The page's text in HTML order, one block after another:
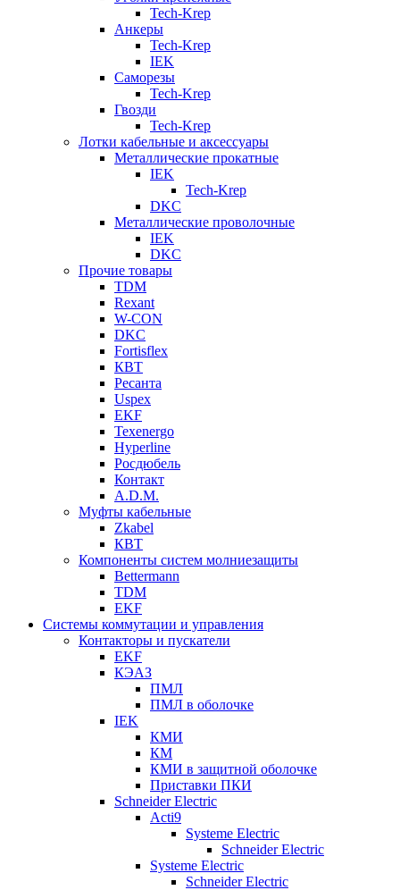
Tech-Krep
Анкеры
Tech-Krep
IEK
Саморезы
Tech-Krep
Гвозди
Tech-Krep
Лотки кабельные и аксессуары
Металлические прокатные
IEK
Tech-Krep
DKC
Металлические проволочные
IEK
DKC
Прочие товары
TDM
Rexant
W-CON
DKC
Fortisflex
КВТ
Ресанта
Uspex
EKF
Texenergo
Hyperline
Росдюбель
Контакт
A.D.M.
Муфты кабельные
Zkabel
КВТ
Компоненты систем молниезащиты
Bettermann
TDM
EKF
Системы коммутации и управления
Контакторы и пускатели
EKF
КЭАЗ
ПМЛ
ПМЛ в оболочке
IEK
КМИ
КМ
КМИ в защитной оболочке
Приставки ПКИ
Schneider Electric
Acti9
Systeme Electric
Schneider Electric
Systeme Electric
Schneider Electric